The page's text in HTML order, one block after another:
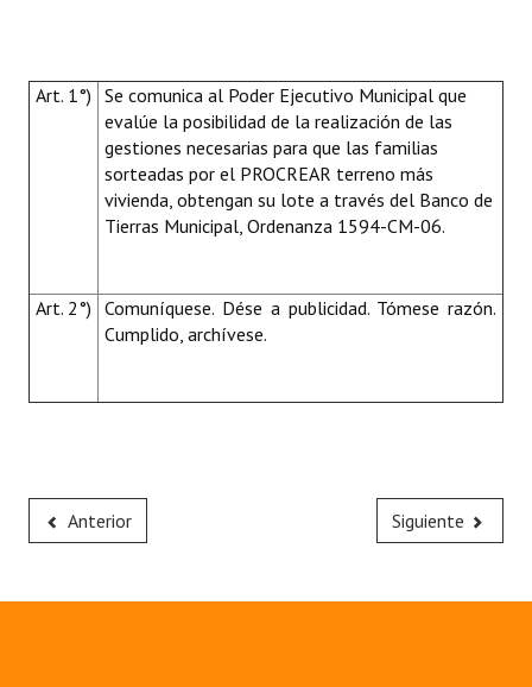
Art. 1°) Se comunica al Poder Ejecutivo Municipal que
evalúe la posibilidad de la realización de las
gestiones necesarias para que las familias
sorteadas por el PROCREAR terreno más
vivienda, obtengan su lote a través del Banco de
Tierras Municipal, Ordenanza 1594-CM-06.
Art. 2°) Comuníquese. Dése a publicidad. Tómese razón.
Cumplido, archívese.
Anterior Siguiente